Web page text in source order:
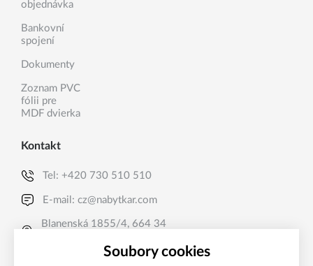
objednávka
Bankovní
spojení
Dokumenty
Zoznam PVC
fólii pre
MDF dvierka
Kontakt
Tel: +420 730 510 510
E-mail:cz@nabytkar.com
Blanenská 1855/4, 664 34
Soubory cookies